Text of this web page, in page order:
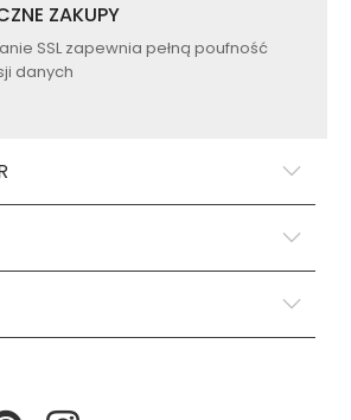
ZAKUPY
SSL zapewnia pełną poufność
danych